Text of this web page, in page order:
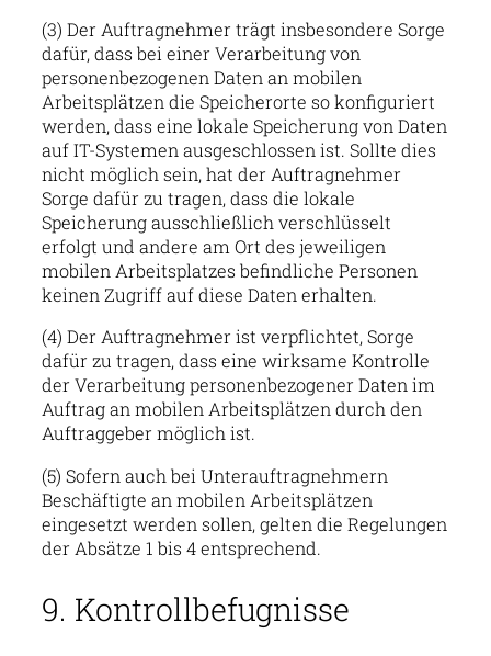
(3) Der Auftragnehmer trägt insbesondere Sorge
dafür, dass bei einer Verarbeitung von
personenbezogenen Daten an mobilen
Arbeitsplätzen die Speicherorte so konfiguriert
werden, dass eine lokale Speicherung von Daten
auf IT-Systemen ausgeschlossen ist. Sollte dies
nicht möglich sein, hat der Auftragnehmer
Sorge dafür zu tragen, dass die lokale
Speicherung ausschließlich verschlüsselt
erfolgt und andere am Ort des jeweiligen
mobilen Arbeitsplatzes befindliche Personen
keinen Zugriff auf diese Daten erhalten.
(4) Der Auftragnehmer ist verpflichtet, Sorge
dafür zu tragen, dass eine wirksame Kontrolle
der Verarbeitung personenbezogener Daten im
Auftrag an mobilen Arbeitsplätzen durch den
Auftraggeber möglich ist.
(5) Sofern auch bei Unterauftragnehmern
Beschäftigte an mobilen Arbeitsplätzen
eingesetzt werden sollen, gelten die Regelungen
der Absätze 1 bis 4 entsprechend.
9. Kontrollbefugnisse